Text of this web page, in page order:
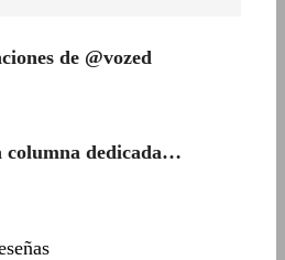
de @vozed
columna dedicada…